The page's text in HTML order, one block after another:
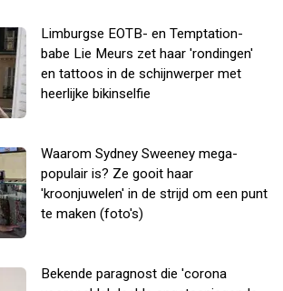
Limburgse EOTB- en Temptation-
babe Lie Meurs zet haar 'rondingen'
en tattoos in de schijnwerper met
heerlijke bikinselfie
Waarom Sydney Sweeney mega-
populair is? Ze gooit haar
'kroonjuwelen' in de strijd om een punt
te maken (foto's)
Bekende paragnost die 'corona